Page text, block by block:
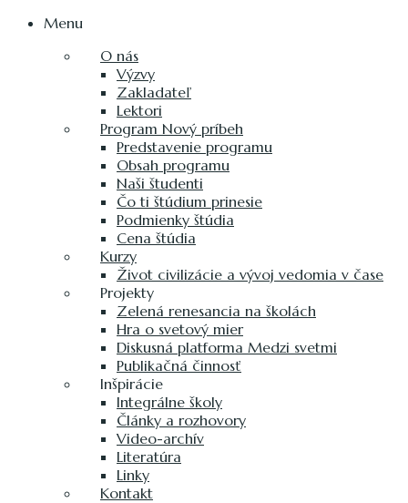
Menu
O nás
Výzvy
Zakladateľ
Lektori
Program Nový príbeh
Predstavenie programu
Obsah programu
Naši študenti
Čo ti štúdium prinesie
Podmienky štúdia
Cena štúdia
Kurzy
Život civilizácie a vývoj vedomia v čase
Projekty
Zelená renesancia na školách
Hra o svetový mier
Diskusná platforma Medzi svetmi
Publikačná činnosť
Inšpirácie
Integrálne školy
Články a rozhovory
Video-archív
Literatúra
Linky
Kontakt